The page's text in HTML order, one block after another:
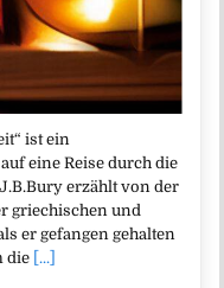
ist ein
eine Reise durch die
erzählt von der
griechischen und
er gefangen gehalten
die [...]